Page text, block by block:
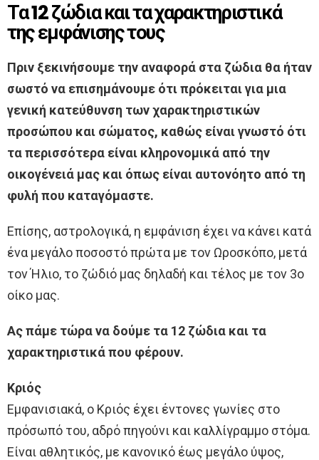
Τα 12 ζώδια και τα χαρακτηριστικά
της εμφάνισης τους
Πριν ξεκινήσουμε την αναφορά στα ζώδια θα ήταν
σωστό να επισημάνουμε ότι πρόκειται για μια
γενική κατεύθυνση των χαρακτηριστικών
προσώπου και σώματος, καθώς είναι γνωστό ότι
τα περισσότερα είναι κληρονομικά από την
οικογένειά μας και όπως είναι αυτονόητο από τη
φυλή που καταγόμαστε.
Επίσης, αστρολογικά, η εμφάνιση έχει να κάνει κατά
ένα μεγάλο ποσοστό πρώτα με τον Ωροσκόπο, μετά
τον Ήλιο, το ζώδιό μας δηλαδή και τέλος με τον 3ο
οίκο μας.
Ας πάμε τώρα να δούμε τα 12 ζώδια και τα
χαρακτηριστικά που φέρουν.
Κριός
Εμφανισιακά, ο Κριός έχει έντονες γωνίες στο
πρόσωπό του, αδρό πηγούνι και καλλίγραμμο στόμα.
Είναι αθλητικός, με κανονικό έως μεγάλο ύψος,